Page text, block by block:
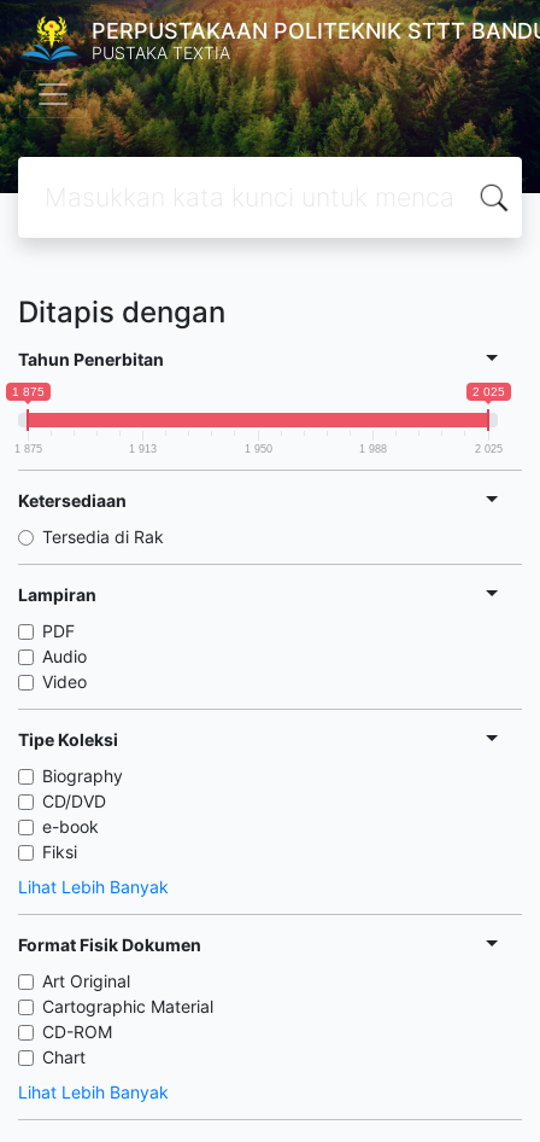
PERPUSTAKAAN POLITEKNIK STTT
PUSTAKA TEXTIA
Ditapis dengan
Tahun Penerbitan
1 875 2 025
1 875 1 913 1 950 1 988 2 025
Ketersediaan
Tersedia di Rak
Lampiran
PDF
Audio
Video
Tipe Koleksi
Biography
CD/DVD
e-book
Fiksi
Lihat Lebih Banyak
Format Fisik Dokumen
Art Original
Cartographic Material
CD-ROM
Chart
Lihat Lebih Banyak